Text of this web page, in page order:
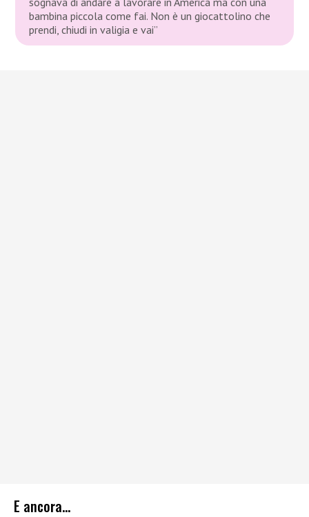
bambina piccola come fai. Non è un giocattolino che
prendi, chiudi in valigia e vai”
E ancora…